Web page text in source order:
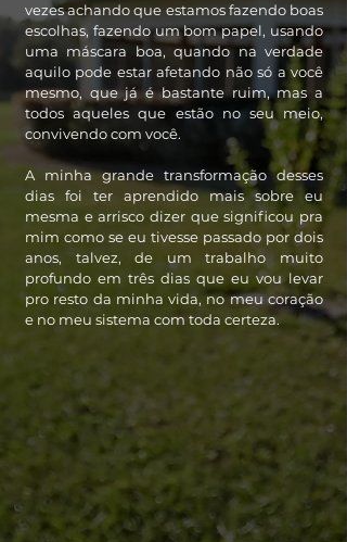
vezes achando que estamos fazendo boas
escolhas, fazendo um bom papel, usando
uma máscara boa, quando na verdade
aquilo pode estar afetando não só a você
mesmo, que já é bastante ruim, mas a
todos aqueles que estão no seu meio,
convivendo com você.
A minha grande transformação desses
dias foi ter aprendido mais sobre eu
mesma e arrisco dizer que significou pra
mim como se eu tivesse passado por dois
anos, talvez, de um trabalho muito
profundo em três dias que eu vou levar
pro resto da minha vida, no meu coração
e no meu sistema com toda certeza.